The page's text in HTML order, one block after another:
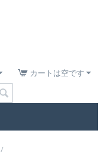
カートは空です
/